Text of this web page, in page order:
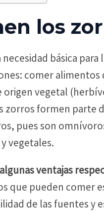
los
básica
comer
vegetal
zorros formen parte
pues son
vegetales.
ventajas
que pueden comer
de las fuentes y